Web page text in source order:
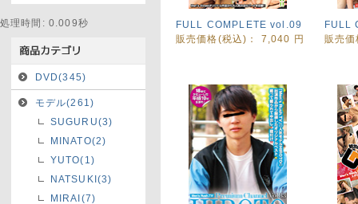
処理時間: 0.009秒
DVD(345)
モデル(261)
SUGURU(3)
MINATO(2)
YUTO(1)
NATSUKI(3)
MIRAI(7)
FULL COMPLETE vol.09
販売価格(税込)： 7,040 円
FULL
販売